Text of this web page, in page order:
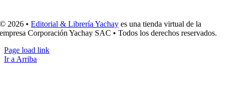
© 2026 •Editorial & Librería Yachay es una tienda virtual de la
empresa Corporación Yachay SAC • Todos los derechos reservados.
Page load link
Ir a Arriba